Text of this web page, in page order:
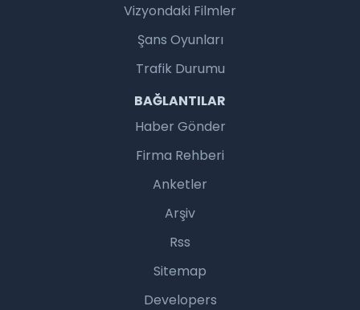
Vizyondaki Filmler
Şans Oyunları
Trafik Durumu
BAĞLANTILAR
Haber Gönder
Firma Rehberi
Anketler
Arşiv
Rss
Sitemap
Developers